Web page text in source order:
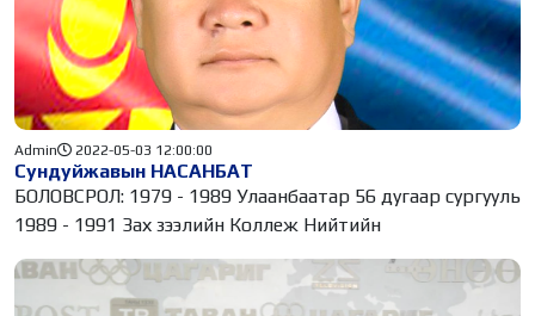
Сундуйжавын НАСАНБАТ
Admin 2022-05-03 12:00:00
БОЛОВСРОЛ: 1979 - 1989 Улаанбаатар 56 дугаар сургууль
1989 - 1991 Зах зээлийн Коллеж Нийтийн